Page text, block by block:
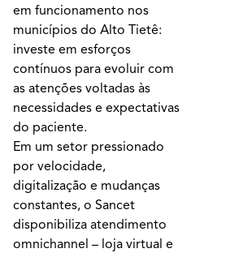
em funcionamento nos
municípios do Alto Tietê:
investe em esforços
contínuos para evoluir com
as atenções voltadas às
necessidades e expectativas
do paciente.
Em um setor pressionado
por velocidade,
digitalização e mudanças
constantes, o Sancet
disponibiliza atendimento
omnichannel – loja virtual e